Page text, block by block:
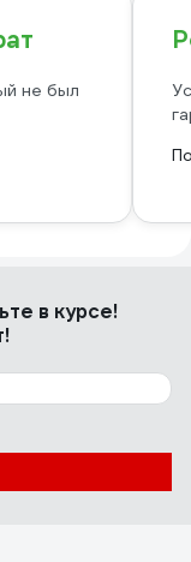
не был
в курсе!